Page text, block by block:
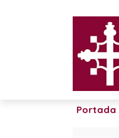
Portada